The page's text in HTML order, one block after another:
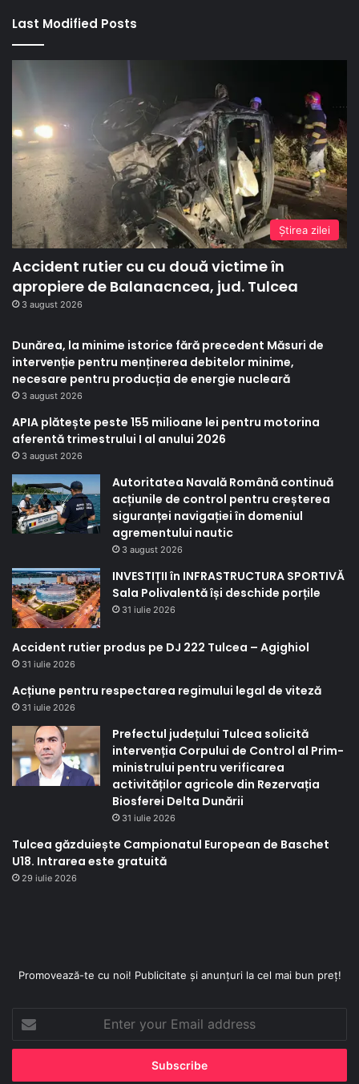
Last Modified Posts
Ştirea zilei
Accident rutier cu cu două victime în
apropiere de Balanacncea, jud. Tulcea
3 august 2026
Dunărea, la minime istorice fără precedent Măsuri de
intervenție pentru menținerea debitelor minime,
necesare pentru producția de energie nucleară
3 august 2026
APIA plătește peste 155 milioane lei pentru motorina
aferentă trimestrului I al anului 2026
3 august 2026
Autoritatea Navală Română continuă
acțiunile de control pentru creșterea
siguranței navigației în domeniul
agrementului nautic
3 august 2026
INVESTIȚII în INFRASTRUCTURA SPORTIVĂ
Sala Polivalentă își deschide porțile
31 iulie 2026
Accident rutier produs pe DJ 222 Tulcea – Agighiol
31 iulie 2026
Acțiune pentru respectarea regimului legal de viteză
31 iulie 2026
Prefectul județului Tulcea solicită
intervenția Corpului de Control al Prim-
ministrului pentru verificarea
activităților agricole din Rezervația
Biosferei Delta Dunării
31 iulie 2026
Tulcea găzduiește Campionatul European de Baschet
U18. Intrarea este gratuită
29 iulie 2026
Promovează-te cu noi! Publicitate și anunțuri la cel mai bun preț!
Enter
your
Email